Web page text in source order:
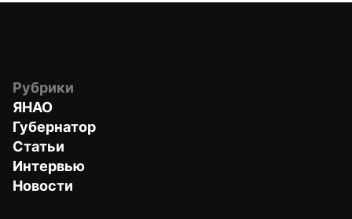
Рубрики
ЯНАО
Губернатор
Статьи
Интервью
Новости